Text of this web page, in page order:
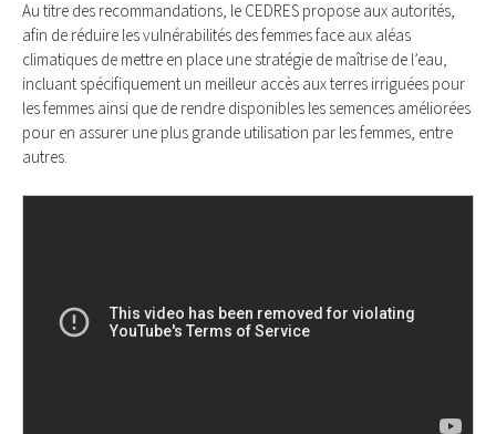
Au titre des recommandations, le CEDRES propose aux autorités,
afin de réduire les vulnérabilités des femmes face aux aléas
climatiques de mettre en place une stratégie de maîtrise de l’eau,
incluant spécifiquement un meilleur accès aux terres irriguées pour
les femmes ainsi que de rendre disponibles les semences améliorées
pour en assurer une plus grande utilisation par les femmes, entre
autres.